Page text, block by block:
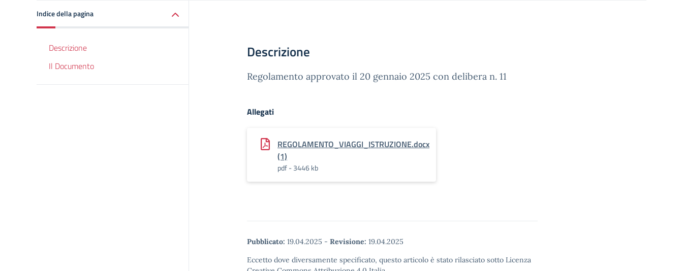
Indice della pagina
Descrizione
Il Documento
Descrizione
Regolamento approvato il 20 gennaio 2025 con delibera n. 11
Allegati
REGOLAMENTO_VIAGGI_ISTRUZIONE.docx
(1)
pdf - 3446 kb
Pubblicato: 19.04.2025 - Revisione: 19.04.2025
Eccetto dove diversamente specificato, questo articolo è stato rilasciato sotto Licenza